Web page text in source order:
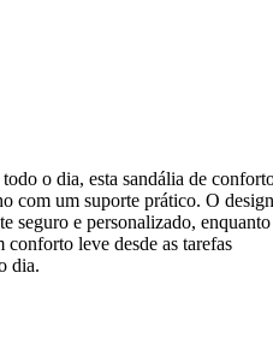
o dia, esta sandália de
com um suporte prático. O design
seguro e personalizado, enquanto
leve desde as tarefas
dia.